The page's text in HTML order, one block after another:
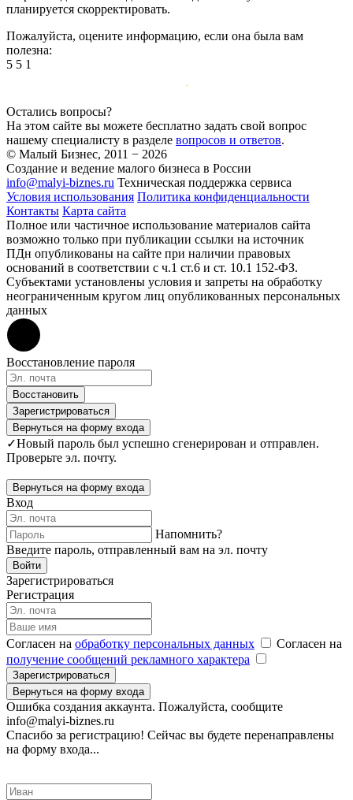
планируется скорректировать.
Пожалуйста, оцените информацию, если она была вам
полезна:
5 5 1
Остались вопросы?
На этом сайте вы можете бесплатно задать свой вопрос
нашему специалисту в разделе вопросов и ответов.
© Малый Бизнес, 2011 − 2026
Создание и ведение малого бизнеса в России
info@malyi-biznes.ru Техническая поддержка сервиса
Условия использования Политика конфиденциальности
Контакты Карта сайта
Полное или частичное использование материалов сайта
возможно только при публикации ссылки на источник
ПДн опубликованы на сайте при наличии правовых
оснований в соответствии с ч.1 ст.6 и ст. 10.1 152-ФЗ.
Субъектами установлены условия и запреты на обработку
неограниченным кругом лиц опубликованных персональных
данных
Восстановление пароля
Восстановить
Зарегистрироваться
Вернуться на форму входа
✓Новый пароль был успешно сгенерирован и отправлен.
Проверьте эл. почту.
Вернуться на форму входа
Вход
Напомнить?
Введите пароль, отправленный вам на эл. почту
Войти
Зарегистрироваться
Регистрация
Согласен на обработку персональных данных
Согласен на
получение сообщений рекламного характера
Зарегистрироваться
Вернуться на форму входа
Ошибка создания аккаунта. Пожалуйста, сообщите
info@malyi-biznes.ru
Спасибо за регистрацию! Сейчас вы будете перенаправлены
на форму входа...